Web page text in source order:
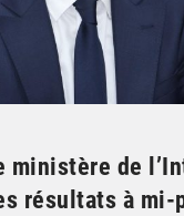
ministère de
résultats à mi-